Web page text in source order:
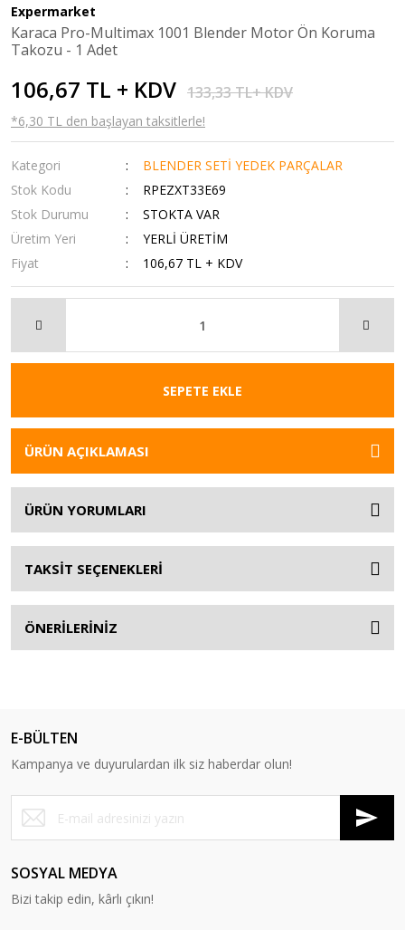
Expermarket
Karaca Pro-Multimax 1001 Blender Motor Ön Koruma
Takozu - 1 Adet
106,67 TL + KDV 133,33 TL+ KDV
*6,30 TL den başlayan taksitlerle!
Kategori
BLENDER SETİ YEDEK PARÇALAR
Stok Kodu
RPEZXT33E69
Stok Durumu
STOKTA VAR
Üretim Yeri
YERLİ ÜRETİM
Fiyat
106,67 TL + KDV
SEPETE EKLE
ÜRÜN AÇIKLAMASI
ÜRÜN YORUMLARI
TAKSİT SEÇENEKLERİ
ÖNERİLERİNİZ
E-BÜLTEN
Kampanya ve duyurulardan ilk siz haberdar olun!
SOSYAL MEDYA
Bizi takip edin, kârlı çıkın!